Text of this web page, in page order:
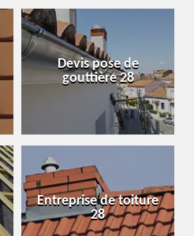
Devis pose de
gouttière 28
Entreprise de toiture
28